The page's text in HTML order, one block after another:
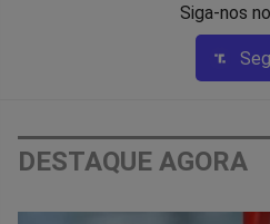
Siga-nos
DESTAQUE AGORA